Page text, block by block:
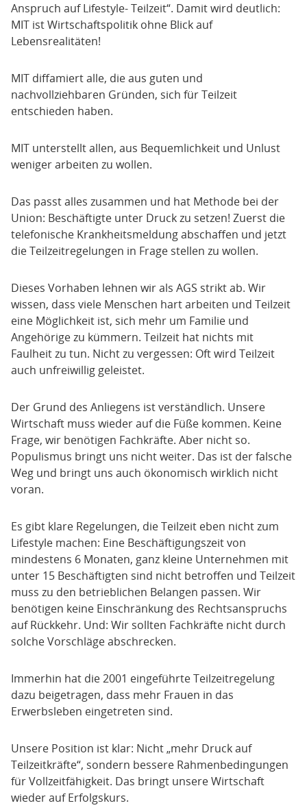
Anspruch auf Lifestyle- Teilzeit“. Damit wird deutlich:
MIT ist Wirtschaftspolitik ohne Blick auf
Lebensrealitäten!
MIT diffamiert alle, die aus guten und
nachvollziehbaren Gründen, sich für Teilzeit
entschieden haben.
MIT unterstellt allen, aus Bequemlichkeit und Unlust
weniger arbeiten zu wollen.
Das passt alles zusammen und hat Methode bei der
Union: Beschäftigte unter Druck zu setzen! Zuerst die
telefonische Krankheitsmeldung abschaffen und jetzt
die Teilzeitregelungen in Frage stellen zu wollen.
Dieses Vorhaben lehnen wir als AGS strikt ab. Wir
wissen, dass viele Menschen hart arbeiten und Teilzeit
eine Möglichkeit ist, sich mehr um Familie und
Angehörige zu kümmern. Teilzeit hat nichts mit
Faulheit zu tun. Nicht zu vergessen: Oft wird Teilzeit
auch unfreiwillig geleistet.
Der Grund des Anliegens ist verständlich. Unsere
Wirtschaft muss wieder auf die Füße kommen. Keine
Frage, wir benötigen Fachkräfte. Aber nicht so.
Populismus bringt uns nicht weiter. Das ist der falsche
Weg und bringt uns auch ökonomisch wirklich nicht
voran.
Es gibt klare Regelungen, die Teilzeit eben nicht zum
Lifestyle machen: Eine Beschäftigungszeit von
mindestens 6 Monaten, ganz kleine Unternehmen mit
unter 15 Beschäftigten sind nicht betroffen und Teilzeit
muss zu den betrieblichen Belangen passen. Wir
benötigen keine Einschränkung des Rechtsanspruchs
auf Rückkehr. Und: Wir sollten Fachkräfte nicht durch
solche Vorschläge abschrecken.
Immerhin hat die 2001 eingeführte Teilzeitregelung
dazu beigetragen, dass mehr Frauen in das
Erwerbsleben eingetreten sind.
Unsere Position ist klar: Nicht „mehr Druck auf
Teilzeitkräfte“, sondern bessere Rahmenbedingungen
für Vollzeitfähigkeit. Das bringt unsere Wirtschaft
wieder auf Erfolgskurs.